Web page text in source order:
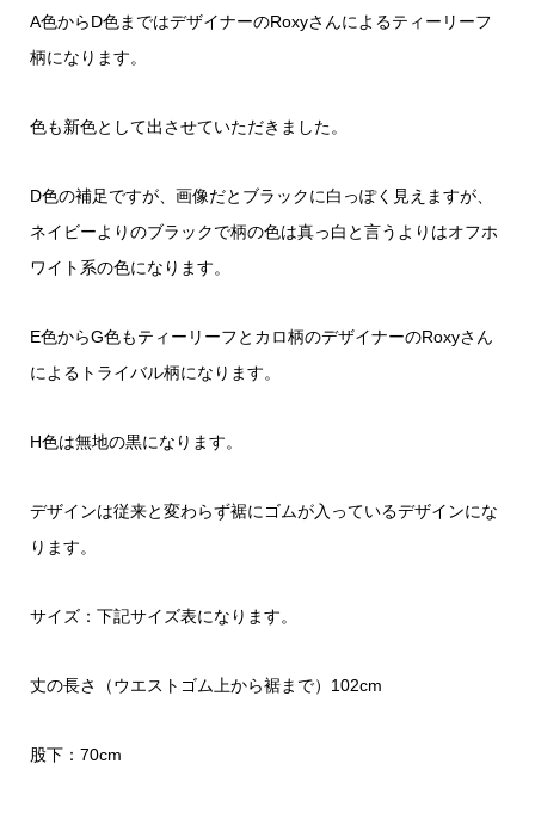
A色からD色まではデザイナーのRoxyさんによるティーリーフ
柄になります。
色も新色として出させていただきました。
D色の補足ですが、画像だとブラックに白っぽく見えますが、
ネイビーよりのブラックで柄の色は真っ白と言うよりはオフホ
ワイト系の色になります。
E色からG色もティーリーフとカロ柄のデザイナーのRoxyさん
によるトライバル柄になります。
H色は無地の黒になります。
デザインは従来と変わらず裾にゴムが入っているデザインにな
ります。
サイズ：下記サイズ表になります。
丈の長さ（ウエストゴム上から裾まで）102cm
股下：70cm